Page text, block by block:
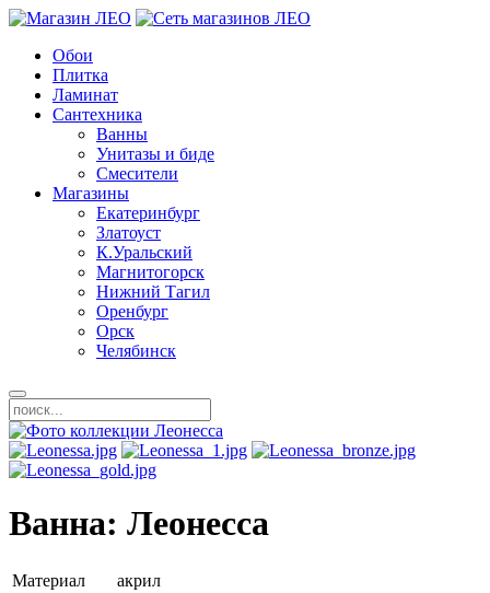
Обои
Плитка
Ламинат
Сантехника
Ванны
Унитазы и биде
Смесители
Магазины
Екатеринбург
Златоуст
К.Уральский
Магнитогорск
Нижний Тагил
Оренбург
Орск
Челябинск
Ванна: Леонесса
Материал
акрил